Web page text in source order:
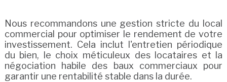
Nous recommandons une gestion stricte du local
commercial pour optimiser le rendement de votre
investissement. Cela inclut l'entretien périodique
du bien, le choix méticuleux des locataires et la
négociation habile des baux commerciaux pour
garantir une rentabilité stable dans la durée.